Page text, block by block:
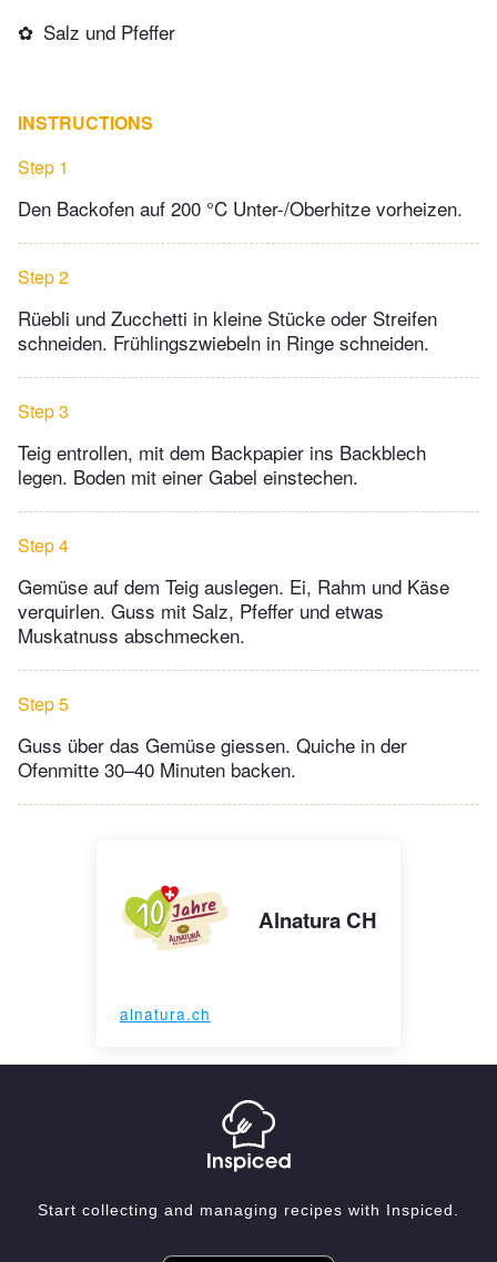
✿ Salz und Pfeffer
INSTRUCTIONS
Step 1
Den Backofen auf 200 °C Unter-/Oberhitze vorheizen.
Step 2
Rüebli und Zucchetti in kleine Stücke oder Streifen
schneiden. Frühlingszwiebeln in Ringe schneiden.
Step 3
Teig entrollen, mit dem Backpapier ins Backblech
legen. Boden mit einer Gabel einstechen.
Step 4
Gemüse auf dem Teig auslegen. Ei, Rahm und Käse
verquirlen. Guss mit Salz, Pfeffer und etwas
Muskatnuss abschmecken.
Step 5
Guss über das Gemüse giessen. Quiche in der
Ofenmitte 30–40 Minuten backen.
Alnatura CH
alnatura.ch
Start collecting and managing recipes with Inspiced.